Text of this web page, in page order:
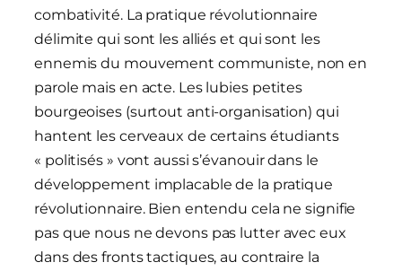
combativité. La pratique révolutionnaire
délimite qui sont les alliés et qui sont les
ennemis du mouvement communiste, non en
parole mais en acte. Les lubies petites
bourgeoises (surtout anti-organisation) qui
hantent les cerveaux de certains étudiants
« politisés » vont aussi s’évanouir dans le
développement implacable de la pratique
révolutionnaire. Bien entendu cela ne signifie
pas que nous ne devons pas lutter avec eux
dans des fronts tactiques, au contraire la